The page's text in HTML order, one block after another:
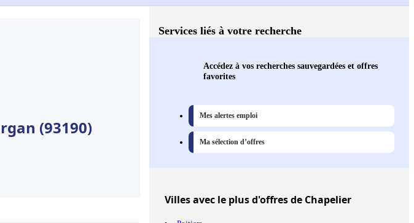
(93190)
Services liés à votre recherche
Accédez à vos recherches sauvegardées et offres
favorites
Mes alertes emploi
Ma sélection d’offres
Villesavec le plus d'offres de Chapelier